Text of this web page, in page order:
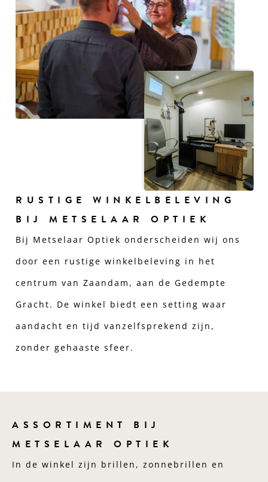
RUSTIGE WINKELBELEVING
BIJ METSELAAR OPTIEK
Bij Metselaar Optiek onderscheiden wij ons
door een rustige winkelbeleving in het
centrum van Zaandam, aan de Gedempte
Gracht. De winkel biedt een setting waar
aandacht en tijd vanzelfsprekend zijn,
zonder gehaaste sfeer.
ASSORTIMENT BIJ
METSELAAR OPTIEK
In de winkel zijn brillen, zonnebrillen en